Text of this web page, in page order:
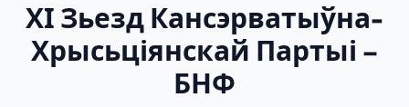
ХІ Зьезд Кансэрватыўна-
Хрысьціянскай Партыі –
БНФ